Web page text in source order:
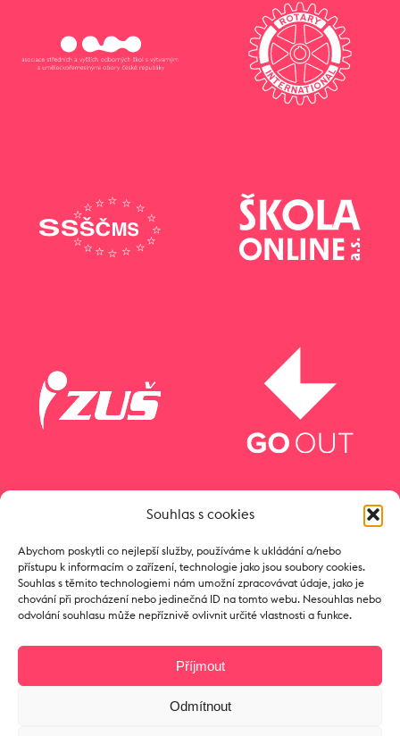
Souhlas s cookies
Abychom poskytli co nejlepší služby, používáme k ukládání a/nebo
přístupu k informacím o zařízení, technologie jako jsou soubory cookies.
Souhlas s těmito technologiemi nám umožní zpracovávat údaje, jako je
chování při procházení nebo jedinečná ID na tomto webu. Nesouhlas nebo
odvolání souhlasu může nepříznivě ovlivnit určité vlastnosti a funkce.
Příjmout
Odmítnout